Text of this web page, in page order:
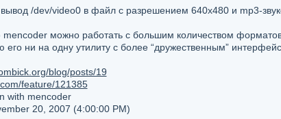
/dev/video0 в файл с разрешением 640х480 и mp3-
можно работать с большим количеством
ни на одну утилиту с более “дружественным”
blog/posts/19
feature/121385
with mencoder
20, 2007 (4:00:00 PM)